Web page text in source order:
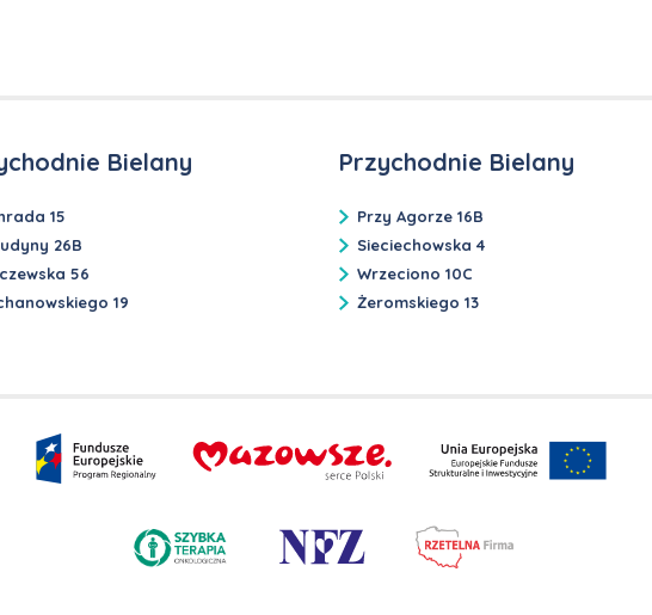
Bielany
15
26B
56
19
Przychodnie Bielany
Przy Agorze 16B
Sieciechowska 4
Wrzeciono 10C
Żeromskiego 13